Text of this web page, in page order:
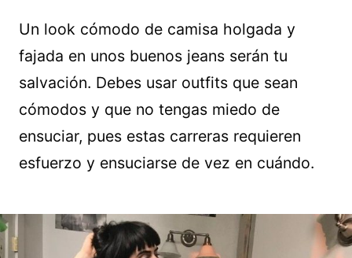
Un look cómodo de camisa holgada y
fajada en unos buenos jeans serán tu
salvación. Debes usar outfits que sean
cómodos y que no tengas miedo de
ensuciar, pues estas carreras requieren
esfuerzo y ensuciarse de vez en cuándo.